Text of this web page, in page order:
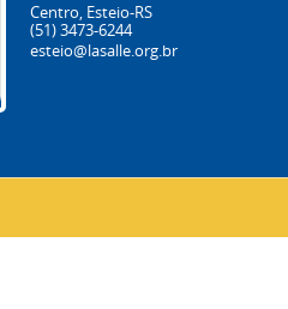
Centro, Esteio-RS
(51) 3473-6244
esteio@lasalle.org.br